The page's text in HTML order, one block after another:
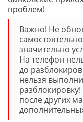
проблем!
Важно! Не
значительно
На телефон
до
нельзя
после других